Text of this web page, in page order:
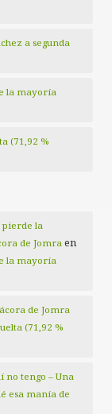
a segunda
la mayoría
(71,92 %
pierde la
de Jomra en
la mayoría
de Jomra
(71,92 %
no tengo – Una
esa manía de